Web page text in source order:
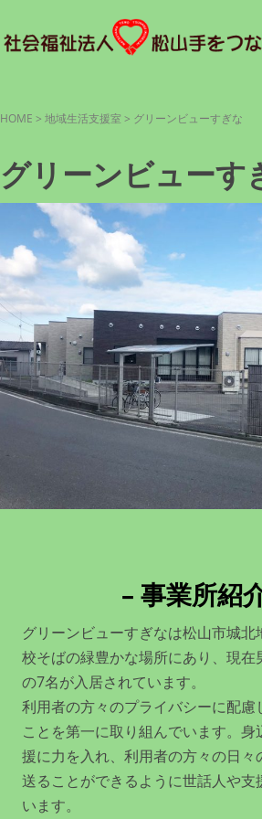
HOME > 地域生活支援室 > グリーンビューすぎな
グリーンビューす
– 事業所紹
グリーンビューすぎなは松山市城
校そばの緑豊かな場所にあり、現在
の7名が入居されています。
利用者の方々のプライバシーに配慮
ことを第一に取り組んでいます。
援に力を入れ、利用者の方々の日々
送ることができるように世話人や支
います。